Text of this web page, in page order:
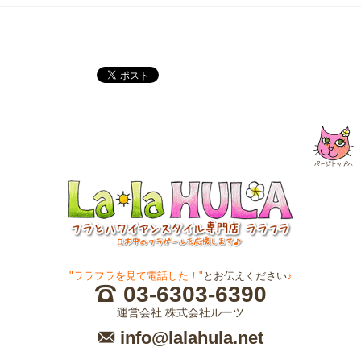
"ララフラを見て電話した！" とお伝えください♪
03-6303-6390
運営会社 株式会社ルーツ
info@lalahula.net